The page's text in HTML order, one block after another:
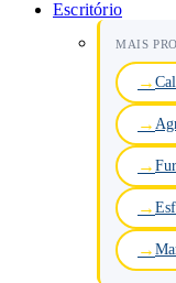
Escritório
MAIS